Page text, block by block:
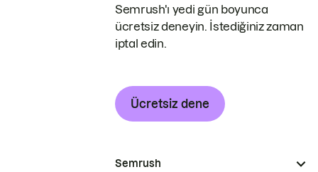
Semrush'ı yedi gün boyunca
ücretsiz deneyin. İstediğiniz zaman
iptal edin.
Ücretsiz dene
Semrush